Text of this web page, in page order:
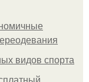
видов спорта